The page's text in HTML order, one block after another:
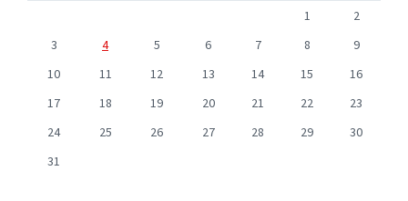
1
2
3
4 5 6 7 8
9
10
11 12 13 14 15
16
17
18 19 20 21 22
23
24
25 26 27 28 29
30
31